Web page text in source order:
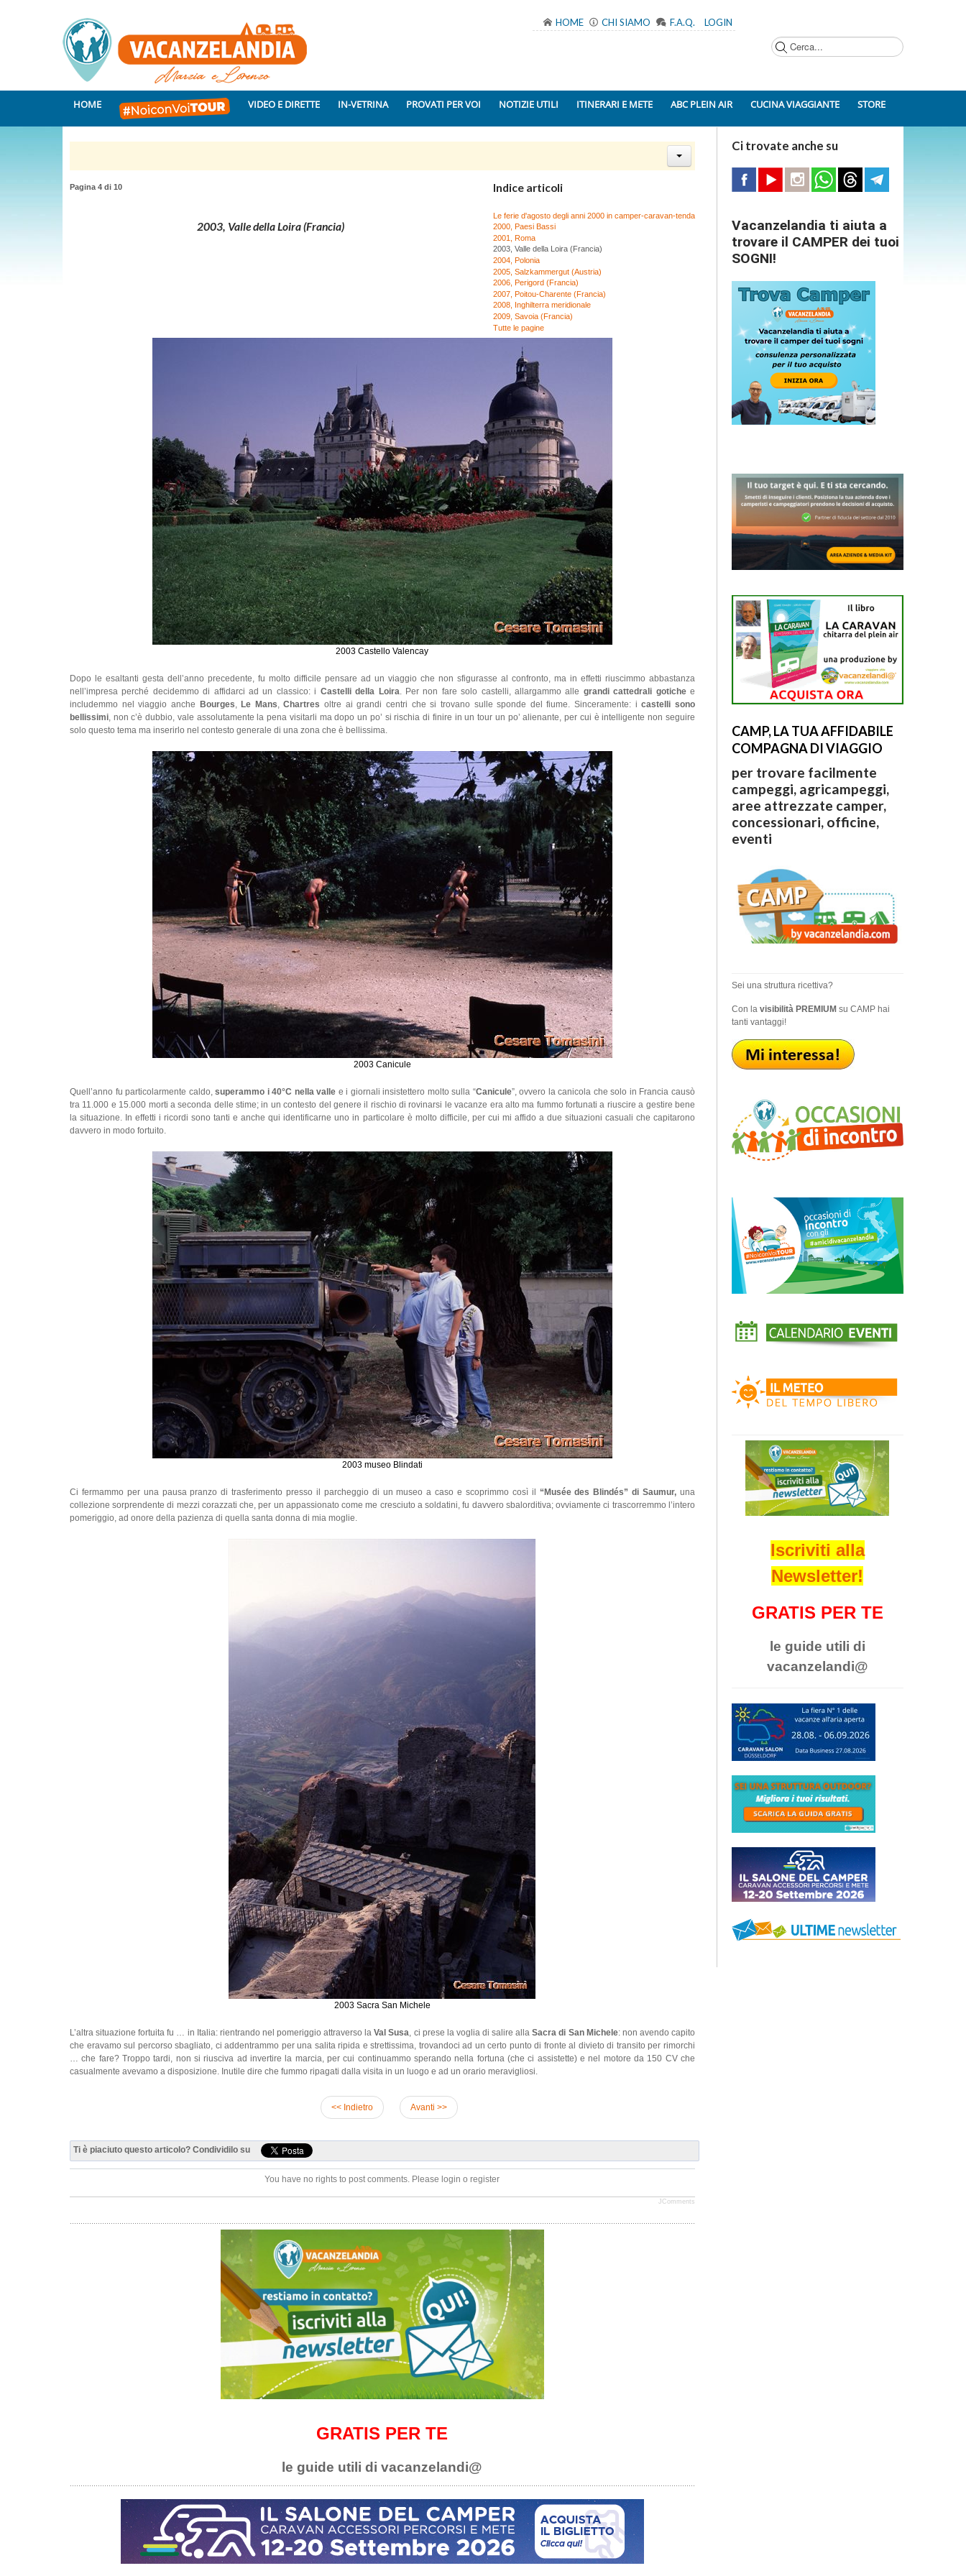
HOME CHI SIAMO F.A.Q. LOGIN
HOME VIDEO E DIRETTE IN-VETRINA PROVATI PER VOI NOTIZIE UTILI ITINERARI E METE ABC PLEIN AIR CUCINA VIAGGIANTE STORE
Indice articoli
Le ferie d'agosto degli anni 2000 in camper-caravan-tenda
2000, Paesi Bassi
2001, Roma
2003, Valle della Loira (Francia)
2004, Polonia
2005, Salzkammergut (Austria)
2006, Perigord (Francia)
2007, Poitou-Charente (Francia)
2008, Inghilterra meridionale
2009, Savoia (Francia)
Tutte le pagine
Pagina 4 di 10
2003, Valle della Loira (Francia)
2003 Castello Valencay
Dopo le esaltanti gesta dell’anno precedente, fu molto difficile pensare ad un viaggio che non sfigurasse al confronto, ma in effetti riuscimmo abbastanza
nell’impresa perché decidemmo di affidarci ad un classico: i Castelli della Loira. Per non fare solo castelli, allargammo alle grandi cattedrali gotichee
includemmo nel viaggio anche
Bourges, Le Mans,Chartres oltre ai grandi centri che si trovano sulle sponde del fiume. Sinceramente: icastelli sono
bellissimi, non c’è dubbio, vale assolutamente la pena visitarli ma dopo un po’ si rischia di finire in un tour un po’ alienante, per cui è intelligente non seguire
solo questo tema ma inserirlo nel contesto generale di una zona che è bellissima.
2003 Canicule
Quell’anno fu particolarmente caldo,superammo i 40°C nella valle e i giornali insistettero molto sulla “Canicule”, ovvero la canicola che solo in Francia causò
tra 11.000 e 15.000 morti a seconda delle stime; in un contesto del genere il rischio di rovinarsi le vacanze era alto ma fummo fortunati a riuscire a gestire bene
la situazione. In effetti i ricordi sono tanti e anche qui identificarne uno in particolare è molto difficile, per cui mi affido a due situazioni casuali che capitarono
davvero in modo fortuito.
2003 museo Blindati
Ci fermammo per una pausa pranzo di trasferimento presso il parcheggio di un museo a caso e scoprimmo così il “Musée des Blindés” di Saumur, una
collezione sorprendente di mezzi corazzati che, per un appassionato come me cresciuto a soldatini, fu davvero sbalorditiva; ovviamente ci trascorremmo l’intero
pomeriggio, ad onore della pazienza di quella santa donna di mia moglie.
2003 Sacra San Michele
L’altra situazione fortuita fu … in Italia: rientrando nel pomeriggio attraverso laVal Susa, ci prese la voglia di salire alla Sacra di San Michele: non avendo capito
che eravamo sul percorso sbagliato, ci addentrammo per una salita ripida e strettissima, trovandoci ad un certo punto di fronte al divieto di transito per rimorchi
… che fare? Troppo tardi, non si riusciva ad invertire la marcia, per cui continuammo sperando nella fortuna (che ci assistette) e nel motore da 150 CV che
casualmente avevamo a disposizione. Inutile dire che fummo ripagati dalla visita in un luogo e ad un orario meravigliosi.
<< Indietro Avanti >>
Ti è piaciuto questo articolo? Condividilo su
You have no rights to post comments. Please login o register
JComments
GRATIS PER TE
le guide utili di vacanzelandi@
Ci trovate anche su
Vacanzelandia ti aiuta a
trovare il CAMPER dei tuoi
SOGNI!
CAMP, LA TUA AFFIDABILE
COMPAGNA DI VIAGGIO
per trovare facilmente
campeggi, agricampeggi,
aree attrezzate camper,
concessionari, officine,
eventi
Sei una struttura ricettiva?
Con la visibilità PREMIUMsu CAMP hai
tanti vantaggi!
Iscriviti alla
Newsletter!
GRATIS PER TE
le guide utili di
vacanzelandi@